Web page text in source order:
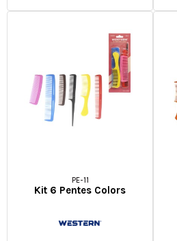
PE-11
Kit 6 Pentes Colors